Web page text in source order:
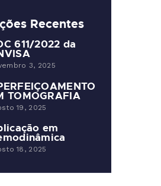
Recentes
611/2022 da
3, 2025
TOMOGRAFIA
19, 2025
em
18, 2025